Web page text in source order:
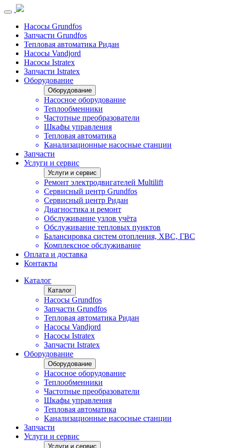
Насосы Grundfos
Запчасти Grundfos
Тепловая автоматика Ридан
Насосы Vandjord
Насосы Istratex
Запчасти Istratex
Оборудование
Оборудование
Насосное оборудование
Теплообменники
Частотные преобразователи
Шкафы управления
Тепловая автоматика
Канализационные насосные станции
Запчасти
Услуги и сервис
Услуги и сервис
Ремонт электродвигателей Multilift
Сервисный центр Grundfos
Сервисный центр Ридан
Диагностика и ремонт
Обслуживание узлов учёта
Обслуживание тепловых пунктов
Балансировка систем отопления, ХВС, ГВС
Комплексное обслуживание
Оплата и доставка
Контакты
Каталог
Каталог
Насосы Grundfos
Запчасти Grundfos
Тепловая автоматика Ридан
Насосы Vandjord
Насосы Istratex
Запчасти Istratex
Оборудование
Оборудование
Насосное оборудование
Теплообменники
Частотные преобразователи
Шкафы управления
Тепловая автоматика
Канализационные насосные станции
Запчасти
Услуги и сервис
Услуги и сервис